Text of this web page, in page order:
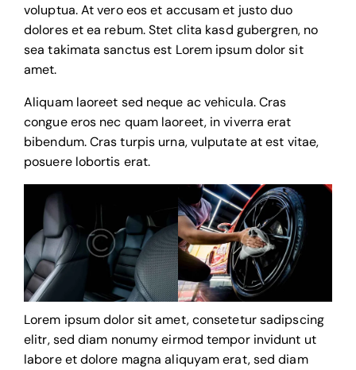
voluptua. At vero eos et accusam et justo duo
dolores et ea rebum. Stet clita kasd gubergren, no
sea takimata sanctus est Lorem ipsum dolor sit
amet.
Aliquam laoreet sed neque ac vehicula. Cras
congue eros nec quam laoreet, in viverra erat
bibendum. Cras turpis urna, vulputate at est vitae,
posuere lobortis erat.
Lorem ipsum dolor sit amet, consetetur sadipscing
elitr, sed diam nonumy eirmod tempor invidunt ut
labore et dolore magna aliquyam erat, sed diam